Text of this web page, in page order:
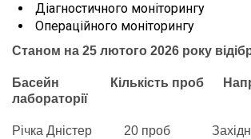
Діагностичного моніторингу
Операційного моніторингу
Станом на 25 лютого 2026 року
Басейн
Кількість проб
лабораторії
Річка Дністер 20 проб